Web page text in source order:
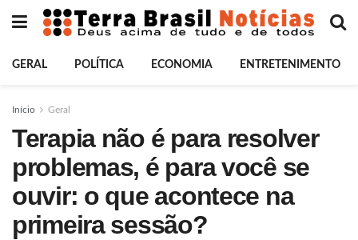
GERAL POLÍTICA ECONOMIA ENTRETENIMENTO
Início Geral
Terapia não é para resolver
problemas, é para você se
ouvir: o que acontece na
primeira sessão?